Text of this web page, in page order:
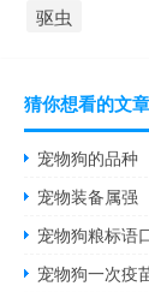
驱虫
猜你想看的文章
宠物狗的品种
宠物装备属强
宠物狗粮标语
宠物狗一次疫